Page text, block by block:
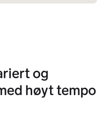
og
høyt tempo